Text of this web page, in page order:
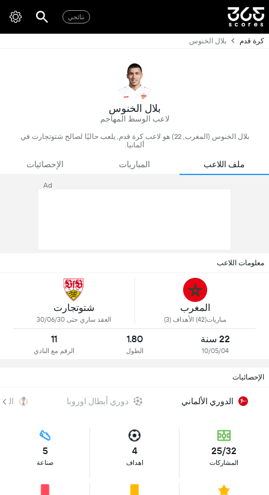
نتائجي
كرة قدم بلال الخنوس
بلال الخنوس
لاعب الوسط المهاجم
بلال الخنوس (المغرب, 22) هو لاعب كرة قدم, يلعب حاليًا لصالح شتوتجارت في
ألمانيا.
ملف اللاعب المباريات الإحصائيات
Ad
معلومات اللاعب
المغرب
مباريات(42) الأهداف (3)
شتوتجارت
العقد ساري حتى 30/06/30
22 سنة
10/05/04
1.80
الطول
11
الرقم مع النادي
الإحصائيات
الدوري الألماني دوري أبطال اوروبا
25/32
المشاركات
4
اهداف
5
صناعة